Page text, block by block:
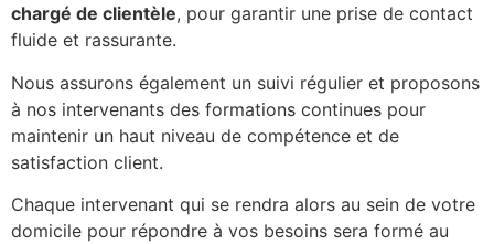
chargé de clientèle, pour garantir une prise de contact
fluide et rassurante.
Nous assurons également un suivi régulier et proposons
à nos intervenants des formations continues pour
maintenir un haut niveau de compétence et de
satisfaction client.
Chaque intervenant qui se rendra alors au sein de votre
domicile pour répondre à vos besoins sera formé au